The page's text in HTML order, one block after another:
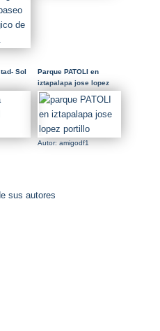
Sol
Parque PATOLI en
iztapalapa jose lopez
portillo
Autor: amigodf1
sus autores